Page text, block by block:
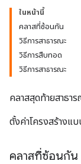
ในหน้านี้
คลาสที่ซ้อนกัน
วิธีการสาธารณะ
วิธีการสืบทอด
วิธีการสาธารณะ
คลาสสุดท้ายสาธา
ตั้งค่าโครงสร้างแ
คลาสที่ซ้อนกัน